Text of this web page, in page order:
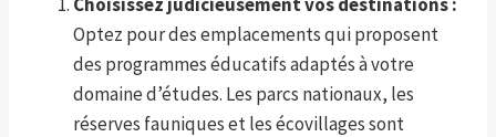
Optez pour des emplacements qui proposent
des programmes éducatifs adaptés à votre
domaine d’études. Les parcs nationaux, les
réserves fauniques et les écovillages sont